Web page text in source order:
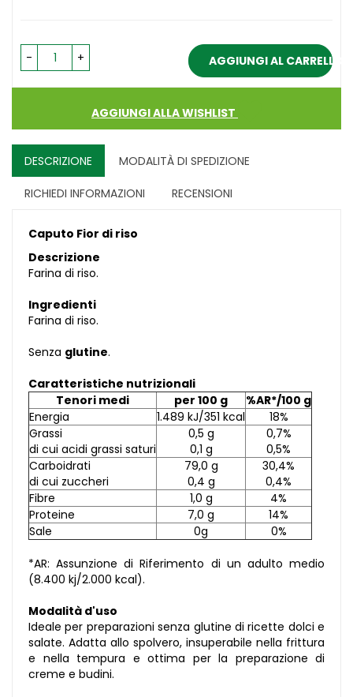
- + AGGIUNGI AL CARRELLO
AGGIUNGI ALLA WISHLIST
DESCRIZIONE MODALITÀ DI SPEDIZIONE
RICHIEDI INFORMAZIONI RECENSIONI
Caputo Fior di riso
Descrizione
Farina di riso.
Ingredienti
Farina di riso.
Senza glutine.
Caratteristiche nutrizionali
Tenori medi
per 100 g
%AR*/100 g
Energia
1.489 kJ/351 kcal
18%
Grassi
di cui acidi grassi saturi
0,5 g
0,1 g
0,7%
0,5%
Carboidrati
di cui zuccheri
79,0 g
0,4 g
30,4%
0,4%
Fibre
1,0 g
4%
Proteine
7,0 g
14%
Sale
0g 0%
*AR: Assunzione di Riferimento di un adulto medio
(8.400 kj/2.000 kcal).
Modalità d'uso
Ideale per preparazioni senza glutine di ricette dolci e
salate. Adatta allo spolvero, insuperabile nella frittura
e nella tempura e ottima per la preparazione di
creme e budini.